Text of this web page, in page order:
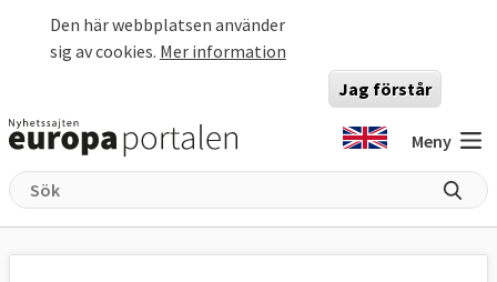
Den här webbplatsen använder
sig av cookies. Mer information
Jag förstår
Meny